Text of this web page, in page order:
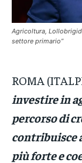
CONTATTI
CONTATTI
Agricoltura,
settore primario”
ROMA
investire in
percorso di
contribuisce
più forte e